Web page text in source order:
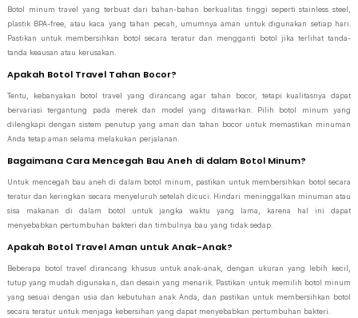
Botol minum travel yang terbuat dari bahan-bahan berkualitas tinggi seperti stainless steel,
plastik BPA-free, atau kaca yang tahan pecah, umumnya aman untuk digunakan setiap hari.
Pastikan untuk membersihkan botol secara teratur dan mengganti botol jika terlihat tanda-
tanda keausan atau kerusakan.
Apakah Botol Travel Tahan Bocor?
Tentu, kebanyakan botol travel yang dirancang agar tahan bocor, tetapi kualitasnya dapat
bervariasi tergantung pada merek dan model yang ditawarkan. Pilih botol minum yang
dilengkapi dengan sistem penutup yang aman dan tahan bocor untuk memastikan minuman
Anda tetap aman selama melakukan perjalanan.
Bagaimana Cara Mencegah Bau Aneh di dalam Botol Minum?
Untuk mencegah bau aneh di dalam botol minum, pastikan untuk membersihkan botol secara
teratur dan keringkan secara menyeluruh setelah dicuci. Hindari meninggalkan minuman atau
sisa makanan di dalam botol untuk jangka waktu yang lama, karena hal ini dapat
menyebabkan pertumbuhan bakteri dan timbulnya bau yang tidak sedap.
Apakah Botol Travel Aman untuk Anak-Anak?
Beberapa botol travel dirancang khusus untuk anak-anak, dengan ukuran yang lebih kecil,
tutup yang mudah digunakan, dan desain yang menarik. Pastikan untuk memilih botol minum
yang sesuai dengan usia dan kebutuhan anak Anda, dan pastikan untuk membersihkan botol
secara teratur untuk menjaga kebersihan yang dapat menyebabkan pertumbuhan bakteri.